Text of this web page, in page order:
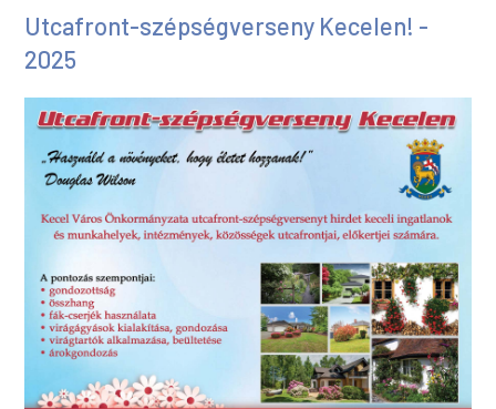
Utcafront-szépségverseny Kecelen! -
2025